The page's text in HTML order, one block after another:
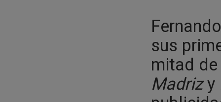
sus
mitad
Madrizy